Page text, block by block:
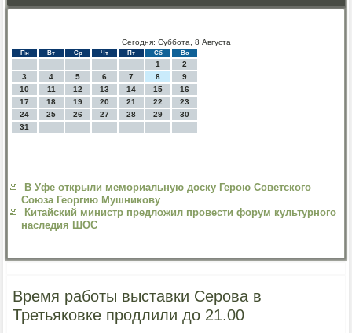
Сегодня: Суббота, 8 Августа
Пн Вт Ср Чт Пт Сб Вс
1
2
3
4 5 6 7 8
9
10
11 12 13 14 15
16
17
18 19 20 21 22
23
24
25 26 27 28 29
30
31
В Уфе открыли мемориальную доску Герою Советского
Союза Георгию Мушникову
Китайский министр предложил провести форум культурного
наследия ШОС
Время работы выставки Серова в
Третьяковке продлили до 21.00